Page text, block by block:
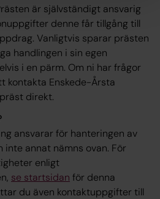
är självständigt ansvarig
denne får tillgång till
Vanligtvis sparar prästen
handlingen i sin egen
i en pärm. Om ni har frågor
kontakta Enskede-Årsta
direkt.
ansvarar för hanteringen av
annat nämns ovan. För
enligt
se startsidan för denna
du även kontaktuppgifter till